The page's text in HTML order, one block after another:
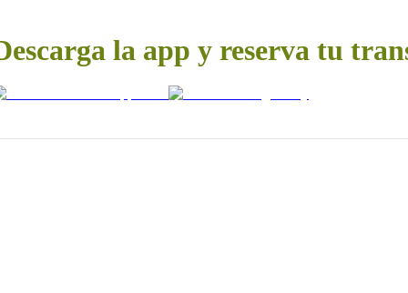
la app y reserva tu